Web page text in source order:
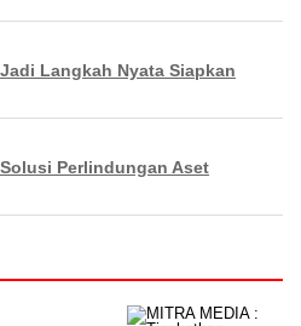
Langkah Nyata Siapkan
Perlindungan Aset